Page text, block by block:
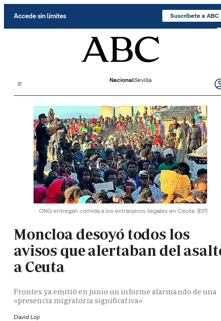
Accede sin límites Suscríbete a ABC
NacionalSevilla
ONG entregan comida a los extranjeros ilegales en Ceuta. (EP)
Moncloa desoyó todos los
avisos que alertaban del
a Ceuta
Frontex ya emitió en junio un informe alarmando de una
«presencia migratoria significativa»
David Loji